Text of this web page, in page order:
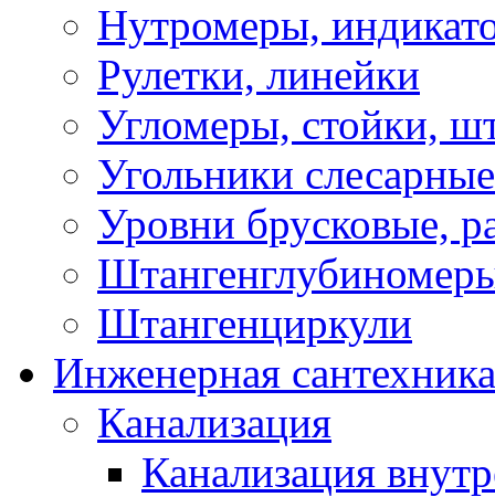
Нутромеры,
Рулетки, линейки
Угломеры, стойки,
Угольники слесарные
Уровни брусковые,
Штангенциркули
Инженерная сантехника
Канализация
Канализация